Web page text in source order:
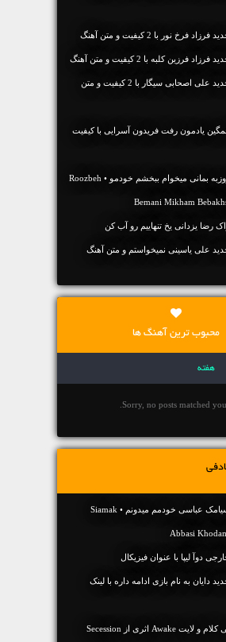
فرخ نور با 2 کیفیت و متن آهنگ
فرزین کلبه با 2 کیفیت و متن آهنگ
دانلود آهنگ جديد علی اصحابی سیگار با 2 کیفیت و متن
یادمون رفت فریدون آسرایی با کیفیت
دانلود آهنگ روزبه بمانی میخوام ببخشم خودمو • Roozbeh
Bemani Mikham
رضا یزدانی یخ تنهاییم رو آب کن
علی یاسینی نمیخواستم و متن آهنگ
محبوب ترین آهنگ ها
هفته
Sorry, no posts matched
دانلود آهنگ سیامک عباسی خودمم میدونم • Siamak
Abbasi
دوآ لیپا با عنوان فیزیکال
دایان به نام بازی ادامه داره با لینک
دانلود آهنگ بی کلام و لایت Awake اثری از Secession